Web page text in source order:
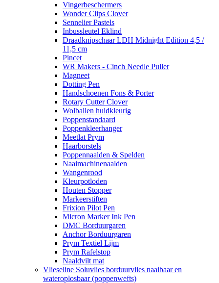
Vingerbeschermers
Wonder Clips Clover
Sennelier Pastels
Inbussleutel Eklind
Draadknipschaar LDH Midnight Edition 4,5 /
11,5 cm
Pincet
WR Makers - Cinch Needle Puller
Magneet
Dotting Pen
Handschoenen Fons & Porter
Rotary Cutter Clover
Wolballen huidkleurig
Poppenstandaard
Poppenkleerhanger
Meetlat Prym
Haarborstels
Poppennaalden & Spelden
Naaimachinenaalden
Wangenrood
Kleurpotloden
Houten Stopper
Markeerstiften
Frixion Pilot Pen
Micron Marker Ink Pen
DMC Borduurgaren
Anchor Borduurgaren
Prym Textiel Lijm
Prym Rafelstop
Naaldvilt mat
Vlieseline Soluvlies borduurvlies naaibaar en
wateroplosbaar (poppenwefts)